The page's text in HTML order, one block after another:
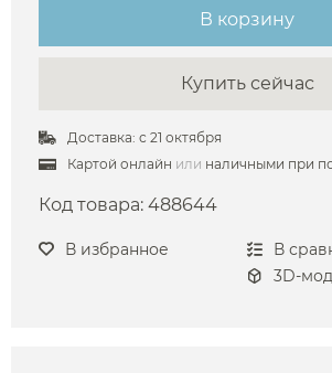
В корзину
Купить сейчас
Доставка: с 21 октября
Картой онлайн или наличными при
Код товара: 488644
В избранное
В
3D-